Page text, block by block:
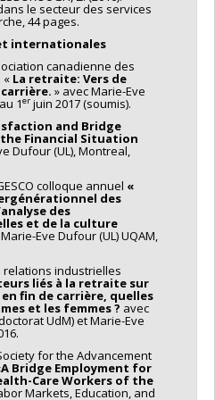
le secteur des services
44 pages.
internationales
canadienne des
« La retraite: Vers de
» avec Marie-Eve
1er juin 2017 (soumis).
and Bridge
Financial Situation
Dufour (UL), Montreal,
colloque annuel «
des
des
et de la culture
Eve Dufour (UL) UQAM,
industrielles
liés à la retraite sur
fin de carrière, quelles
et les femmes ? avec
UdM) et Marie-Eve
for the Advancement
Bridge Employment for
Care Workers of the
Markets, Education, and